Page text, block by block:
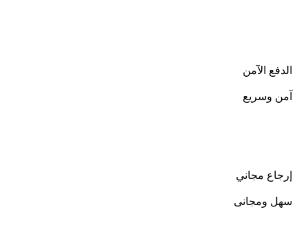
الدفع الآمن
آمن وسريع
إرجاع مجاني
سهل ومجانى